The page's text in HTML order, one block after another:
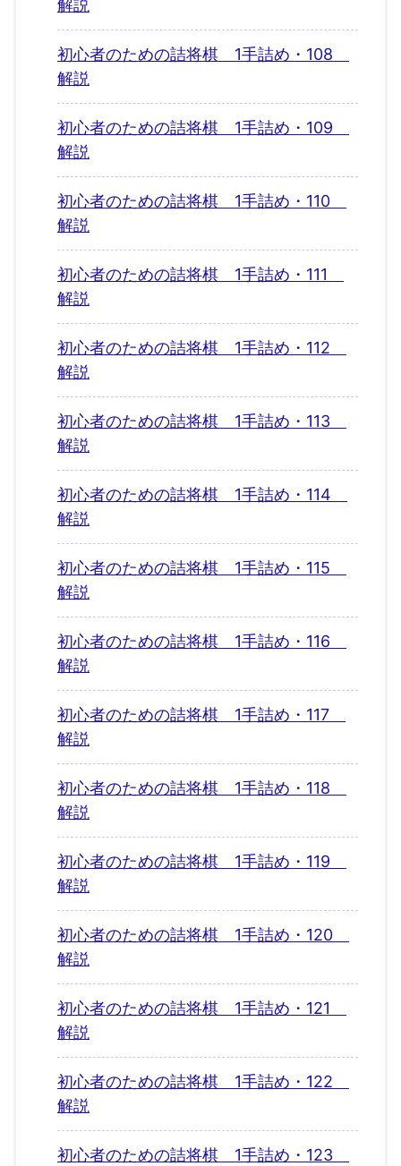
解説
初心者のための詰将棋 1手詰め・108
解説
初心者のための詰将棋 1手詰め・109
解説
初心者のための詰将棋 1手詰め・110
解説
初心者のための詰将棋 1手詰め・111
解説
初心者のための詰将棋 1手詰め・112
解説
初心者のための詰将棋 1手詰め・113
解説
初心者のための詰将棋 1手詰め・114
解説
初心者のための詰将棋 1手詰め・115
解説
初心者のための詰将棋 1手詰め・116
解説
初心者のための詰将棋 1手詰め・117
解説
初心者のための詰将棋 1手詰め・118
解説
初心者のための詰将棋 1手詰め・119
解説
初心者のための詰将棋 1手詰め・120
解説
初心者のための詰将棋 1手詰め・121
解説
初心者のための詰将棋 1手詰め・122
解説
初心者のための詰将棋 1手詰め・123